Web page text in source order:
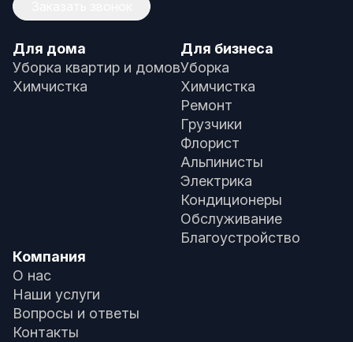
Для дома
Уборка квартир и домов
Химчистка
Для бизнеса
Уборка
Химчистка
Ремонт
Грузчики
Флорист
Альпинисты
Электрика
Кондиционеры
Обслуживание
Благоустройство
Компания
О нас
Наши услуги
Вопросы и ответы
Контакты